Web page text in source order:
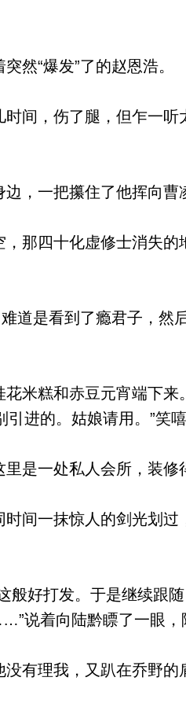
然“爆发”了的赵恩浩。
间，伤了腿，但乍一听
，一把攥住了他挥向曹
那四十化虚修士消失的
道是看到了瘾君子，然
米糕和赤豆元宵端下来
进的。姑娘请用。”笑嘻
是一处私人会所，装修
间一抹惊人的剑光划过
好打发。于是继续跟
说着向陆黔瞟了一眼，
有理我，又趴在乔野的